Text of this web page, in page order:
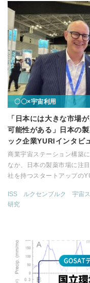
〇〇×宇宙利用
「日本には大きな市場
可能性がある」日本の
ック企業YURIインタビ
商業宇宙ステーション構築
なか、日本の製薬市場に注
社を持つスタートアップの
ISS ルクセンブルク 宇宙
研究